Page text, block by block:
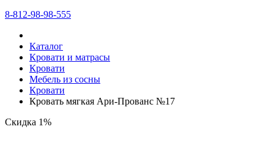
8-812-98-98-555
Каталог
Кровати и матрасы
Кровати
Мебель из сосны
Кровати
Кровать мягкая Ари-Прованс №17
Скидка 1%